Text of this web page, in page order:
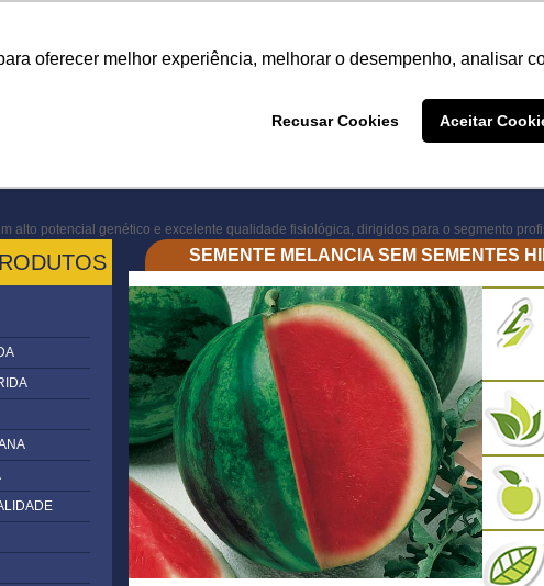
oferecer melhor experiência, melhorar o desempenho, analisar
Recusar Cookies Aceitar
alto potencial genético e excelente qualidade fisiológica, dirigidos para o segmento
SEMENTE MELANCIA SEM SEMENTES